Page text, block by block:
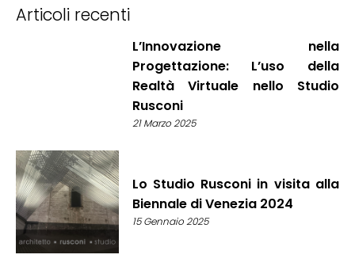
Articoli recenti
L’Innovazione nella
Progettazione: L’uso della
Realtà Virtuale nello Studio
Rusconi
21 Marzo 2025
Lo Studio Rusconi in visita alla
Biennale di Venezia 2024
15 Gennaio 2025